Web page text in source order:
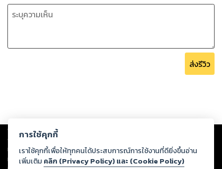
ส่งรีวิว
Copyright © 2026
ต่อผลงานหรือเนื้อหาใดที่อัปโหลดผ่านเว็บไซต์และปรากฏว่าละเมิดสิทธิใน
ทรัพย์สินทางปัญญาของบุคคลอื่นหรือขัดต่อกฎหมายและศีลธรรม ดังนั้น ผู้อ่าน
ทุกท่านโปรดใช้วิจารณญาณในการกลั่นกรองด้วยตนเอง และหากท่านพบว่าส่วน
การใช้คุกกี้
เราใช้คุกกี้เพื่อให้ทุกคนได้ประสบการณ์การใช้งานที่ดียิ่งขึ้นอ่าน
เพิ่มเติม คลิก (Privacy Policy) และ (Cookie Policy)